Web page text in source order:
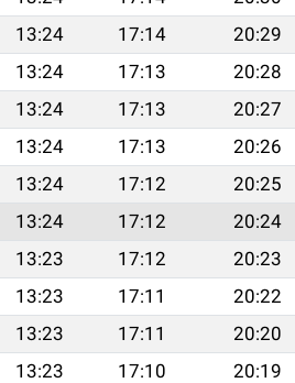
13:24 17:14 20:29
13:24 17:13 20:28
13:24 17:13 20:27
13:24 17:13 20:26
13:24 17:12 20:25
13:24 17:12 20:24
13:23 17:12 20:23
13:23 17:11 20:22
13:23 17:11 20:20
13:23 17:10 20:19